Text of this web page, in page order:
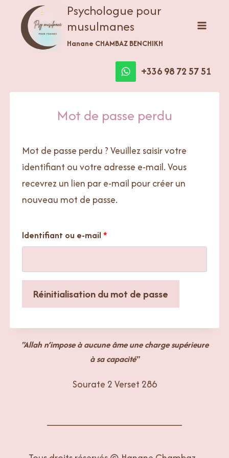
contenu
Psychologue pour
musulmanes
Hanane CHAMBAZ BENCHIKH
+336 98 72 57 51
Mot de passe perdu
Mot de passe perdu ? Veuillez saisir votre
identifiant ou votre adresse e-mail. Vous
recevrez un lien par e-mail pour créer un
nouveau mot de passe.
Identifiant ou e-mail*
l
i
a
t
o
e
Réinitialisation du mot de passe
"Allah n’impose à aucune âme une charge supérieure
à sa capacité"
Sourate 2 Verset 286